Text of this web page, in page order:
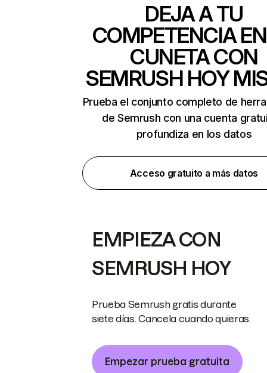
DEJA A TU
COMPETENCIA
CUNETA CON
SEMRUSH HOY
Prueba el conjunto completo de
de Semrush con una cuenta
profundiza en los datos
Acceso gratuito a más datos
EMPIEZA CON
SEMRUSH HOY
Prueba Semrush gratis durante
siete días. Cancela cuando quieras.
Empezar prueba gratuita